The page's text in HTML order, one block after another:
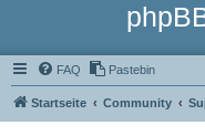
FAQ Pastebin
Startseite Community